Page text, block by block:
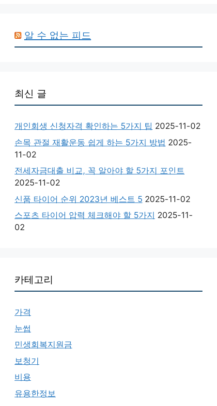
알 수 없는 피드
최신 글
개인회생 신청자격 확인하는 5가지 팁 2025-11-02
손목 관절 재활운동 쉽게 하는 5가지 방법 2025-
11-02
전세자금대출 비교, 꼭 알아야 할 5가지 포인트
2025-11-02
신품 타이어 순위 2023년 베스트 5 2025-11-02
스포츠 타이어 압력 체크해야 할 5가지 2025-11-
02
카테고리
가격
눈썹
민생회복지원금
보청기
비용
유용한정보